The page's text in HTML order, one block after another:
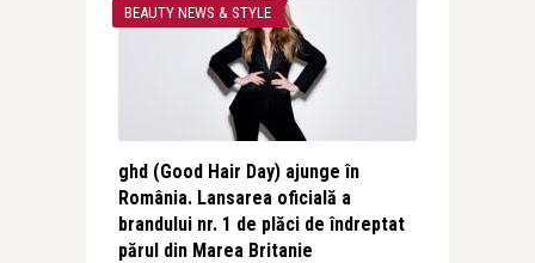
BEAUTY NEWS & STYLE
ghd (Good Hair Day) ajunge în
România. Lansarea oficială a
brandului nr. 1 de plăci de îndreptat
părul din Marea Britanie